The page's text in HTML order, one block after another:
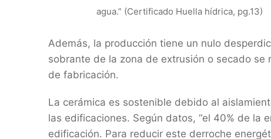
agua.” (Certificado Huella hídrica, pg.13)
Además, la producción tiene un nulo
sobrante de la zona de extrusión o secado
de fabricación.
La cerámica es sostenible debido al
las edificaciones. Según datos, “el 40% de la
edificación. Para reducir este derroche